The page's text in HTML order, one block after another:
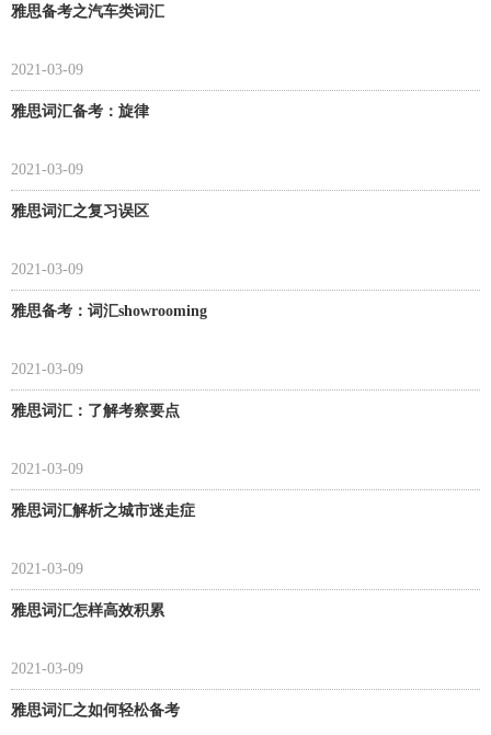
雅思备考之汽车类词汇
2021-03-09
雅思词汇备考：旋律
2021-03-09
雅思词汇之复习误区
2021-03-09
雅思备考：词汇showrooming
2021-03-09
雅思词汇：了解考察要点
2021-03-09
雅思词汇解析之城市迷走症
2021-03-09
雅思词汇怎样高效积累
2021-03-09
雅思词汇之如何轻松备考